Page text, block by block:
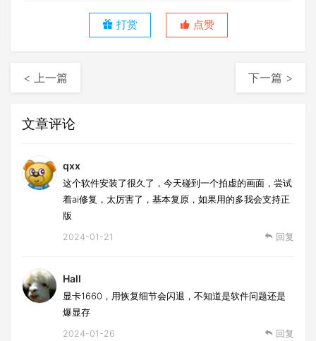
打赏 点赞
< 上一篇 下一篇 >
文章评论
qxx
这个软件安装了很久了，今天碰到一个拍虚的画面，尝试
着ai修复，太厉害了，基本复原，如果用的多我会支持正
版
2024-01-21 回复
Hall
显卡1660，用恢复细节会闪退，不知道是软件问题还是
爆显存
2024-01-26 回复